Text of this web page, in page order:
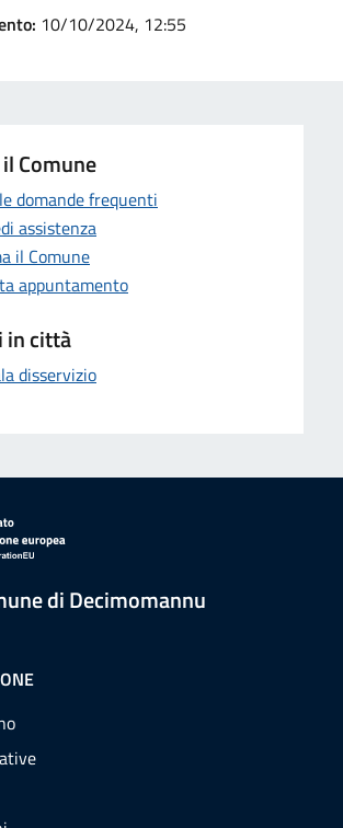
10/10/2024, 12:55
Comune
domande frequenti
assistenza
il Comune
appuntamento
in città
disservizio
di Decimomannu